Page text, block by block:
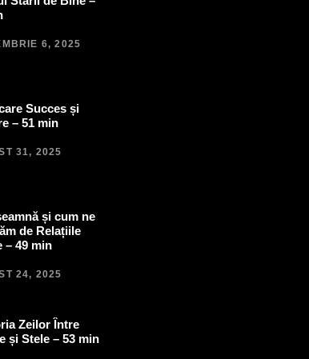
6, 2025
Succes și
– 51 min
31, 2025
și cum ne
de Relațiile
– 49 min
24, 2025
Zeilor Între
și Stele – 53 min